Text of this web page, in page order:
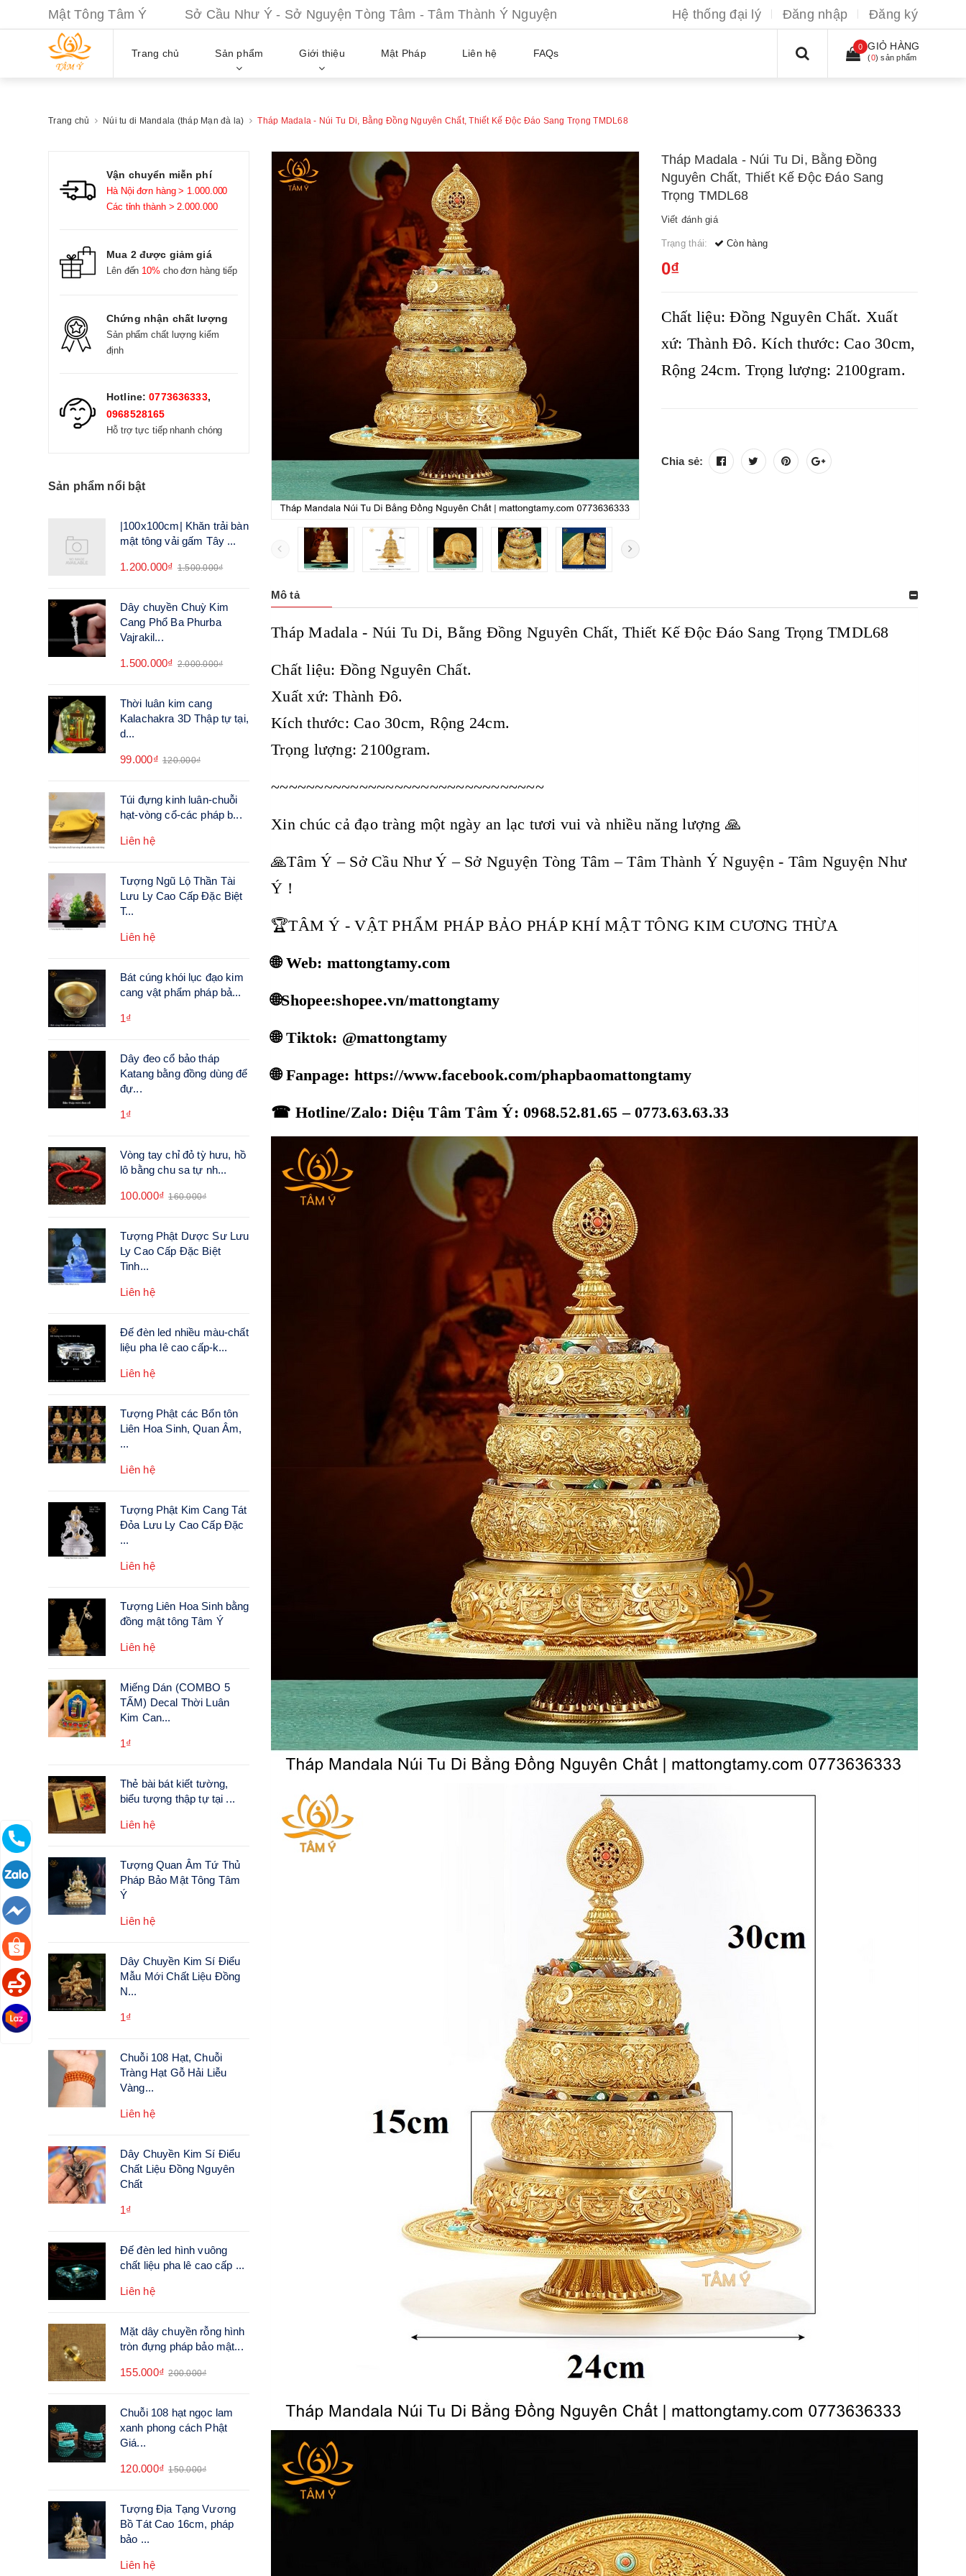
Mật Tông Tâm Ý Sở Cầu Như Ý - Sở Nguyện Tòng Tâm - Tâm Thành Ý Nguyện Hệ thống đại lý Đăng nhập Đăng ký
Trang chủ Sản phẩm Giới thiệu Mật Pháp Liên hệ FAQs
0 GIỎ HÀNG
(0) sản phẩm
Trang chủ Núi tu di Mandala (tháp Mạn đà la) Tháp Madala - Núi Tu Di, Bằng Đồng Nguyên Chất, Thiết Kế Độc Đáo Sang Trọng TMDL68
Vận chuyển miễn phí
Hà Nội đơn hàng > 1.000.000
Các tỉnh thành > 2.000.000
Mua 2 được giảm giá
Lên đến 10% cho đơn hàng tiếp
Chứng nhận chất lượng
Sản phẩm chất lượng kiểm
định
Hotline:0773636333,
0968528165
Hỗ trợ tực tiếp nhanh chóng
Sản phẩm nổi bật
|100x100cm| Khăn trải bàn
mật tông vải gấm Tây ...
1.200.000₫ 1.500.000₫
Dây chuyền Chuỳ Kim
Cang Phổ Ba Phurba
Vajrakil...
1.500.000₫ 2.000.000₫
Thời luân kim cang
Kalachakra 3D Thập tự tại,
d...
99.000₫ 120.000₫
Túi đựng kinh luân-chuỗi
hạt-vòng cổ-các pháp b...
Liên hệ
Tượng Ngũ Lộ Thần Tài
Lưu Ly Cao Cấp Đặc Biệt
T...
Liên hệ
Bát cúng khói lục đạo kim
cang vật phẩm pháp bả...
1₫
Dây đeo cổ bảo tháp
Katang bằng đồng dùng để
đự...
1₫
Vòng tay chỉ đỏ tỳ hưu, hồ
lô bằng chu sa tự nh...
100.000₫ 160.000₫
Tượng Phật Dược Sư Lưu
Ly Cao Cấp Đặc Biệt
Tinh...
Liên hệ
Đế đèn led nhiều màu-chất
liệu pha lê cao cấp-k...
Liên hệ
Tượng Phật các Bổn tôn
Liên Hoa Sinh, Quan Âm,
...
Liên hệ
Tượng Phật Kim Cang Tát
Đỏa Lưu Ly Cao Cấp Đặc
...
Liên hệ
Tượng Liên Hoa Sinh bằng
đồng mật tông Tâm Ý
Liên hệ
Miếng Dán (COMBO 5
TẤM) Decal Thời Luân
Kim Can...
1₫
Thẻ bài bát kiết tường,
biểu tượng thập tự tại ...
Liên hệ
Tượng Quan Âm Tứ Thủ
Pháp Bảo Mật Tông Tâm
Ý
Liên hệ
Dây Chuyền Kim Sí Điểu
Mẫu Mới Chất Liệu Đồng
N...
1₫
Chuỗi 108 Hạt, Chuỗi
Tràng Hạt Gỗ Hải Liễu
Vàng...
Liên hệ
Dây Chuyền Kim Sí Điểu
Chất Liệu Đồng Nguyên
Chất
1₫
Đế đèn led hình vuông
chất liệu pha lê cao cấp ...
Liên hệ
Mặt dây chuyền rỗng hình
tròn đựng pháp bảo mật...
155.000₫ 200.000₫
Chuỗi 108 hạt ngọc lam
xanh phong cách Phật
Giá...
120.000₫ 150.000₫
Tượng Địa Tạng Vương
Bồ Tát Cao 16cm, pháp
bảo ...
Liên hệ
Tháp Madala - Núi Tu Di, Bằng Đồng
Nguyên Chất, Thiết Kế Độc Đáo Sang
Trọng TMDL68
Viết đánh giá
Trạng thái: Còn hàng
0₫
Chất liệu: Đồng Nguyên Chất. Xuất
xứ: Thành Đô. Kích thước: Cao 30cm,
Rộng 24cm. Trọng lượng: 2100gram.
Chia sẻ:
Mô tả
Tháp Madala - Núi Tu Di, Bằng Đồng Nguyên Chất, Thiết Kế Độc Đáo Sang Trọng TMDL68
Chất liệu: Đồng Nguyên Chất.
Xuất xứ: Thành Đô.
Kích thước: Cao 30cm, Rộng 24cm.
Trọng lượng: 2100gram.
~~~~~~~~~~~~~~~~~~~~~~~~~~~~~~~
Xin chúc cả đạo tràng một ngày an lạc tươi vui và nhiều năng lượng 🙏
🙏Tâm Ý – Sở Cầu Như Ý – Sở Nguyện Tòng Tâm – Tâm Thành Ý Nguyện - Tâm Nguyện Như
Ý !
🏆TÂM Ý - VẬT PHẨM PHÁP BẢO PHÁP KHÍ MẬT TÔNG KIM CƯƠNG THỪA
🌐 Web: mattongtamy.com
🌐Shopee:shopee.vn/mattongtamy
🌐 Tiktok: @mattongtamy
🌐 Fanpage: https://www.facebook.com/phapbaomattongtamy
☎ Hotline/Zalo: Diệu Tâm Tâm Ý: 0968.52.81.65 – 0773.63.63.33